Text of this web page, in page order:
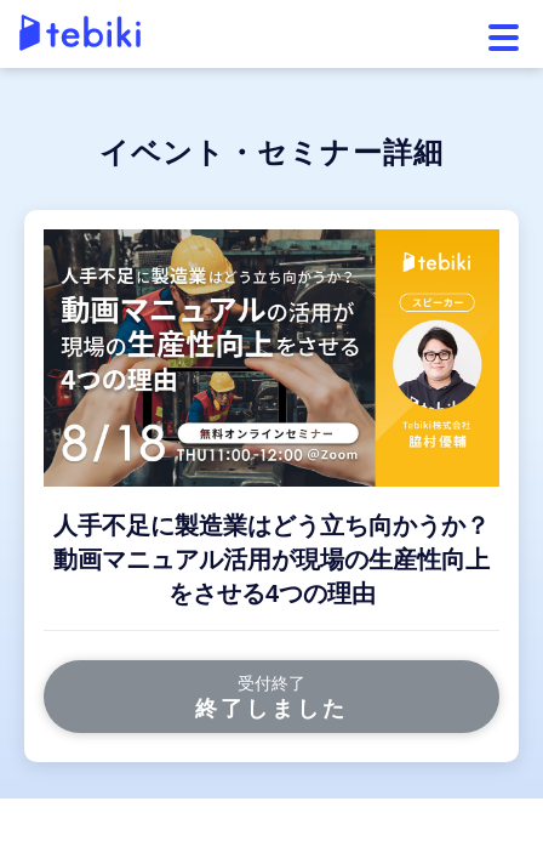
イベント・セミナー詳細
人手不足に製造業はどう立ち向かうか？
動画マニュアル活用が現場の生産性向上
をさせる4つの理由
受付終了
終了しました